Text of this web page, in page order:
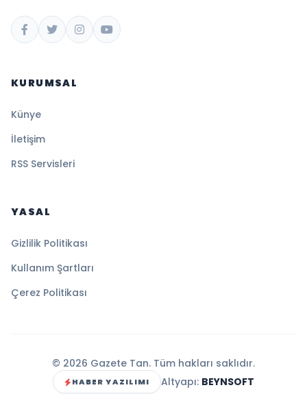
KURUMSAL
Künye
İletişim
RSS Servisleri
YASAL
Gizlilik Politikası
Kullanım Şartları
Çerez Politikası
© 2026 Gazete Tan. Tüm hakları saklıdır.
HABER YAZILIMI Altyapı: BEYNSOFT